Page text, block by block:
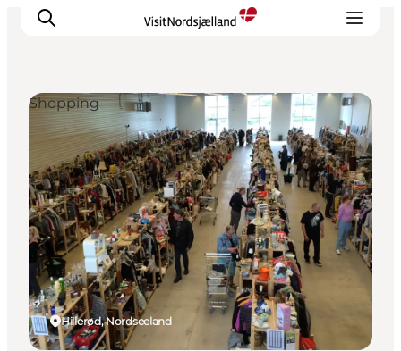
Highlights
Erlebnisse
Geschmack
Unterkünfte
Städte
Reiseplanung
Hillerød, Nordseeland
Shopping